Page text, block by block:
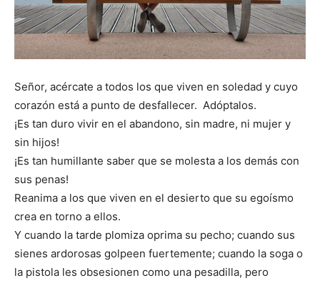
Señor, acércate a todos los que viven en soledad y cuyo
corazón está a punto de desfallecer. Adóptalos.
¡Es tan duro vivir en el abandono, sin madre, ni mujer y
sin hijos!
¡Es tan humillante saber que se molesta a los demás con
sus penas!
Reanima a los que viven en el desierto que su egoísmo
crea en torno a ellos.
Y cuando la tarde plomiza oprima su pecho; cuando sus
sienes ardorosas golpeen fuertemente; cuando la soga o
la pistola les obsesionen como una pesadilla, pero